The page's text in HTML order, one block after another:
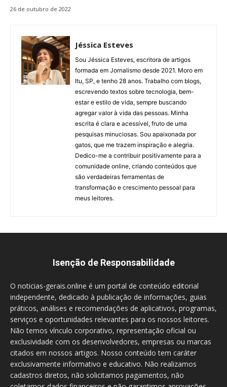
26 de outubro de 2022
Jéssica Esteves
Sou Jéssica Esteves, escritora de artigos
formada em Jornalismo desde 2021. Moro em
Itu, SP, e tenho 28 anos. Trabalho com blogs,
escrevendo textos sobre tecnologia, bem-
estar e estilo de vida, sempre buscando
agregar valor à vida das pessoas. Minha
escrita é clara e acessível, fruto de uma
pesquisas minuciosas. Sou apaixonada por
gatos, que me trazem inspiração e alegria.
Dedico-me a contribuir positivamente para a
comunidade online, criando conteúdos que
são verdadeiras ferramentas de
transformação e crescimento pessoal para
meus leitores.
Isenção de Responsabilidade
O noticias-gerais.online é um portal de conteúdo editorial
independente, dedicado à publicação de informações, guias
práticos, análises e recomendações de aplicativos, programas,
serviços e oportunidades relevantes para os nossos leitores.
Não temos vínculo corporativo, representação oficial ou
exclusividade com os desenvolvedores, empresas ou marcas
citados em nossos artigos. Nosso conteúdo tem caráter
exclusivamente informativo e educativo. Não realizamos
cadastros diretos, não solicitamos pagamentos, não